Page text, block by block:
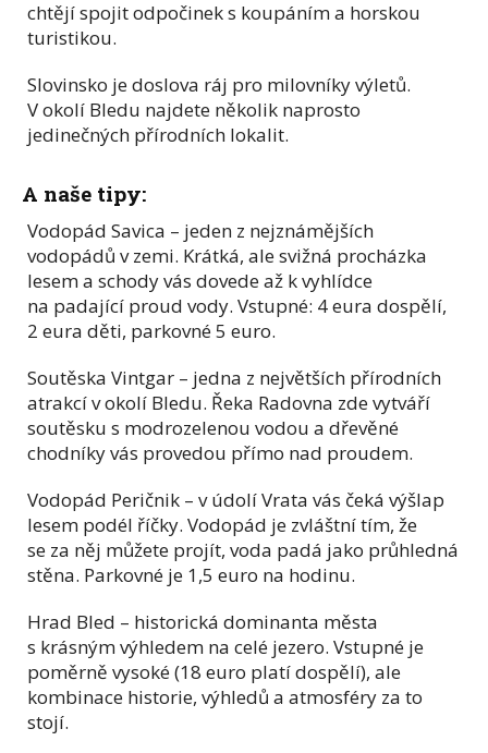
chtějí spojit odpočinek s koupáním a horskou
turistikou.
Slovinsko je doslova ráj pro milovníky výletů.
V okolí Bledu najdete několik naprosto
jedinečných přírodních lokalit.
A naše tipy:
Vodopád Savica – jeden z nejznámějších
vodopádů v zemi. Krátká, ale svižná procházka
lesem a schody vás dovede až k vyhlídce
na padající proud vody. Vstupné: 4 eura dospělí,
2 eura děti, parkovné 5 euro.
Soutěska Vintgar – jedna z největších přírodních
atrakcí v okolí Bledu. Řeka Radovna zde vytváří
soutěsku s modrozelenou vodou a dřevěné
chodníky vás provedou přímo nad proudem.
Vodopád Peričnik – v údolí Vrata vás čeká výšlap
lesem podél říčky. Vodopád je zvláštní tím, že
se za něj můžete projít, voda padá jako průhledná
stěna. Parkovné je 1,5 euro na hodinu.
Hrad Bled – historická dominanta města
s krásným výhledem na celé jezero. Vstupné je
poměrně vysoké (18 euro platí dospělí), ale
kombinace historie, výhledů a atmosféry za to
stojí.